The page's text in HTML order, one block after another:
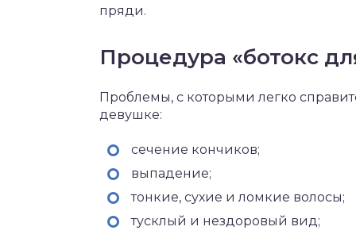
пряди.
Процедура «ботокс
Проблемы, с которыми легко
девушке:
сечение кончиков;
выпадение;
тонкие, сухие и ломкие волосы;
тусклый и нездоровый вид;